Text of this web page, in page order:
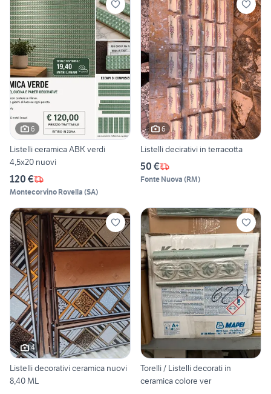
6
Listelli ceramica ABK verdi
4,5x20 nuovi
120 €
Montecorvino Rovella (SA)
6
Listelli decirativi in terracotta
50 €
Fonte Nuova (RM)
4
Listelli decorativi ceramica nuovi
8,40 ML
Torelli / Listelli decorati in
ceramica colore ver